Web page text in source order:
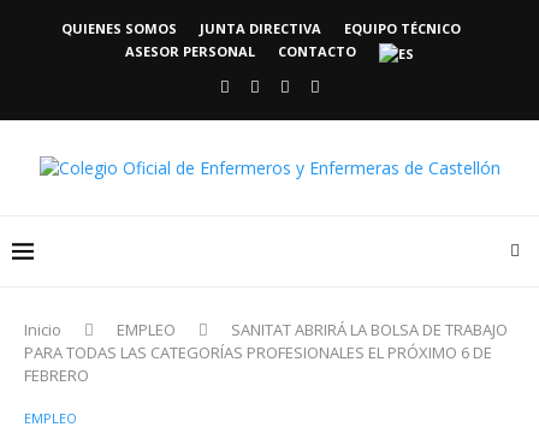
QUIENES SOMOS JUNTA DIRECTIVA
EQUIPO TÉCNICO
ASESOR PERSONAL
CONTACTO
Inicio EMPLEO
SANITAT ABRIRÁ LA BOLSA DE TRABAJO
PARA TODAS LAS CATEGORÍAS PROFESIONALES EL PRÓXIMO 6 DE
FEBRERO
EMPLEO